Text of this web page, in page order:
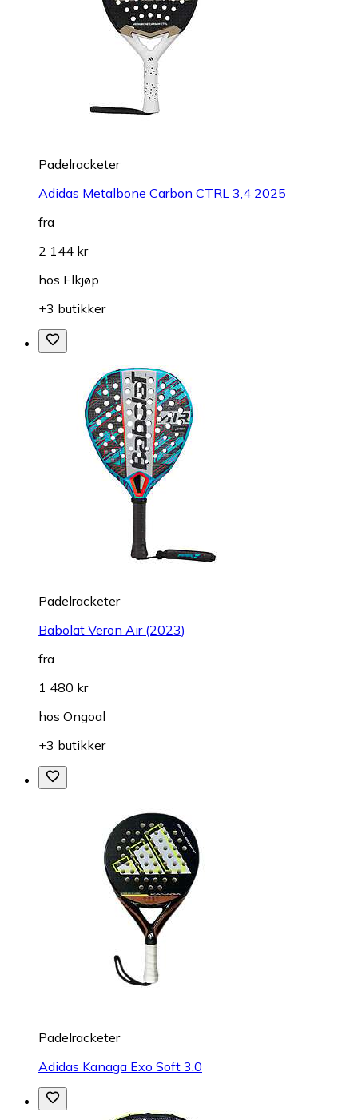
Padelracketer
Adidas Metalbone Carbon CTRL 3,4 2025
fra
2 144 kr
hos Elkjøp
+3 butikker
Padelracketer
Babolat Veron Air (2023)
fra
1 480 kr
hos Ongoal
+3 butikker
Padelracketer
Adidas Kanaga Exo Soft 3.0